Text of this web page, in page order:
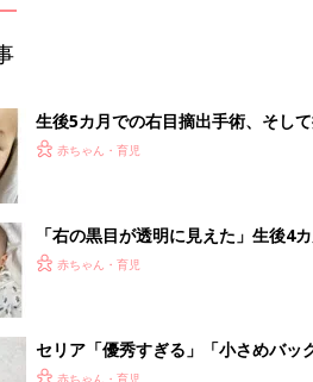
生後5カ月での右目摘出手術、そし
の生活【網膜芽細胞腫】
赤ちゃん・育児
「右の黒目が透明に見えた」生後4
芽細胞腫】
赤ちゃん・育児
セリア「優秀すぎる」「小さめバッ
赤ちゃん・育児